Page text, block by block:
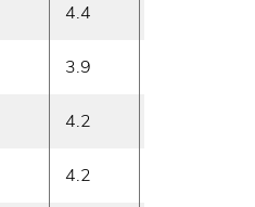
4.4
3.9
4.2
4.2